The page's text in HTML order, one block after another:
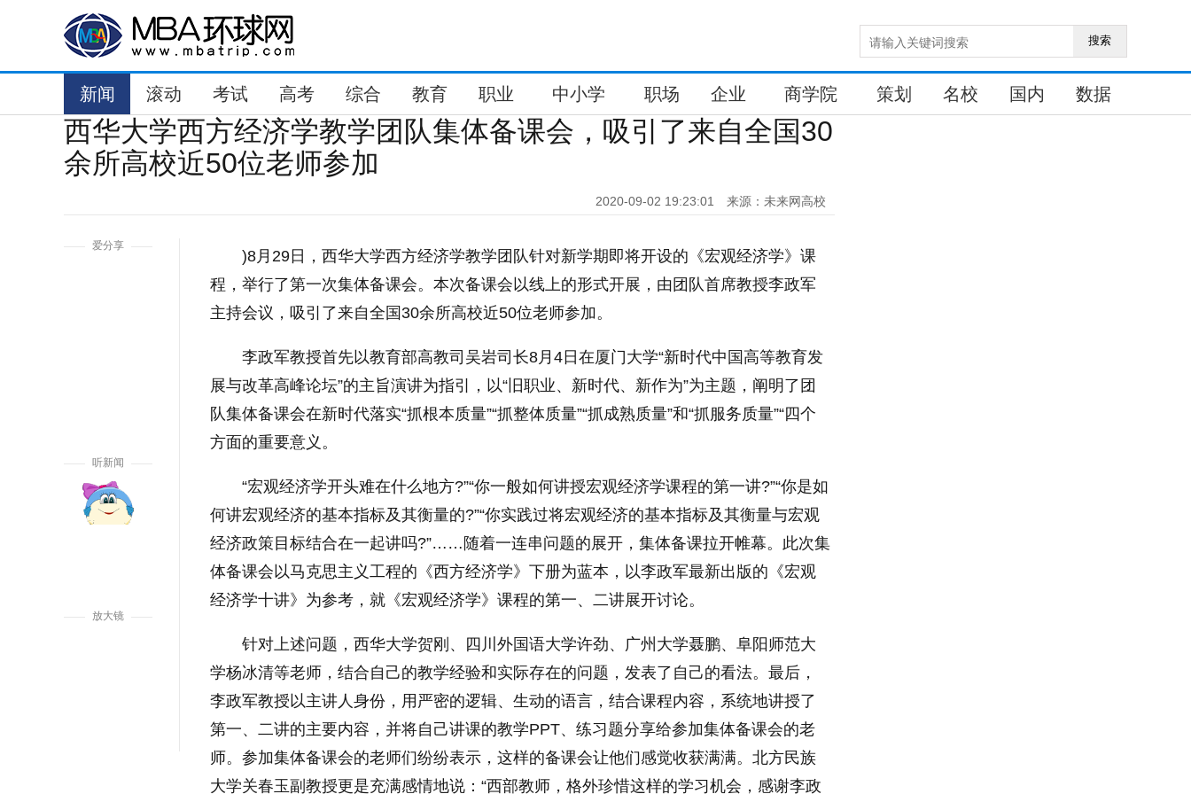
搜索
新闻 滚动 考试 高考 综合 教育 职业 中小学 职场 企业 商学院 策划 名校 国内 数据
西华大学西方经济学教学团队集体备课会，吸引了来自全国30
余所高校近50位老师参加
2020-09-02 19:23:01 来源：未来网高校
爱分享
听新闻
放大镜
)8月29日，西华大学西方经济学教学团队针对新学期即将开设的《宏观经济学》课
程，举行了第一次集体备课会。本次备课会以线上的形式开展，由团队首席教授李政军
主持会议，吸引了来自全国30余所高校近50位老师参加。
李政军教授首先以教育部高教司吴岩司长8月4日在厦门大学“新时代中国高等教育发
展与改革高峰论坛”的主旨演讲为指引，以“旧职业、新时代、新作为”为主题，阐明了团
队集体备课会在新时代落实“抓根本质量”“抓整体质量”“抓成熟质量”和“抓服务质量”“四个
方面的重要意义。
“宏观经济学开头难在什么地方?”“你一般如何讲授宏观经济学课程的第一讲?”“你是如
何讲宏观经济的基本指标及其衡量的?”“你实践过将宏观经济的基本指标及其衡量与宏观
经济政策目标结合在一起讲吗?”……随着一连串问题的展开，集体备课拉开帷幕。此次集
体备课会以马克思主义工程的《西方经济学》下册为蓝本，以李政军最新出版的《宏观
经济学十讲》为参考，就《宏观经济学》课程的第一、二讲展开讨论。
针对上述问题，西华大学贺刚、四川外国语大学许劲、广州大学聂鹏、阜阳师范大
学杨冰清等老师，结合自己的教学经验和实际存在的问题，发表了自己的看法。最后，
李政军教授以主讲人身份，用严密的逻辑、生动的语言，结合课程内容，系统地讲授了
第一、二讲的主要内容，并将自己讲课的教学PPT、练习题分享给参加集体备课会的老
师。参加集体备课会的老师们纷纷表示，这样的备课会让他们感觉收获满满。北方民族
大学关春玉副教授更是充满感情地说：“西部教师，格外珍惜这样的学习机会，感谢李政